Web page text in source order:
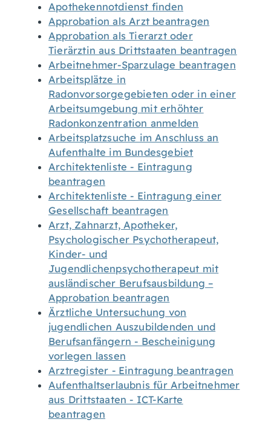
Apothekennotdienst finden
Approbation als Arzt beantragen
Approbation als Tierarzt oder
Tierärztin aus Drittstaaten beantragen
Arbeitnehmer-Sparzulage beantragen
Arbeitsplätze in
Radonvorsorgegebieten oder in einer
Arbeitsumgebung mit erhöhter
Radonkonzentration anmelden
Arbeitsplatzsuche im Anschluss an
Aufenthalte im Bundesgebiet
Architektenliste - Eintragung
beantragen
Architektenliste - Eintragung einer
Gesellschaft beantragen
Arzt, Zahnarzt, Apotheker,
Psychologischer Psychotherapeut,
Kinder- und
Jugendlichenpsychotherapeut mit
ausländischer Berufsausbildung –
Approbation beantragen
Ärztliche Untersuchung von
jugendlichen Auszubildenden und
Berufsanfängern - Bescheinigung
vorlegen lassen
Arztregister - Eintragung beantragen
Aufenthaltserlaubnis für Arbeitnehmer
aus Drittstaaten - ICT-Karte
beantragen